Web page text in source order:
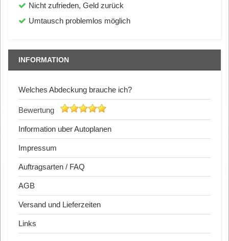
Nicht zufrieden, Geld zurück
Umtausch problemlos möglich
INFORMATION
Welches Abdeckung brauche ich?
Bewertung
Information uber Autoplanen
Impressum
Auftragsarten / FAQ
AGB
Versand und Lieferzeiten
Links